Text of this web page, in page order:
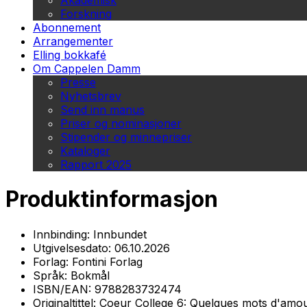
Forskning
Abonnement
Arrangementer
Elling bokkafé
Om Cappelen Damm
Presse
Nyhetsbrev
Send inn manus
Priser og nominasjoner
Stipender og minnepriser
Kataloger
Rapport 2025
Produktinformasjon
Innbinding: Innbundet
Utgivelsesdato: 06.10.2026
Forlag: Fontini Forlag
Språk: Bokmål
ISBN/EAN: 9788283732474
Originaltittel: Coeur College 6: Quelques mots